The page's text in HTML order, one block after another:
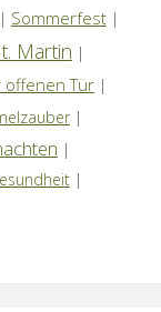
| Sommerfest|
Martin |
offenen Tür|
|
|
|